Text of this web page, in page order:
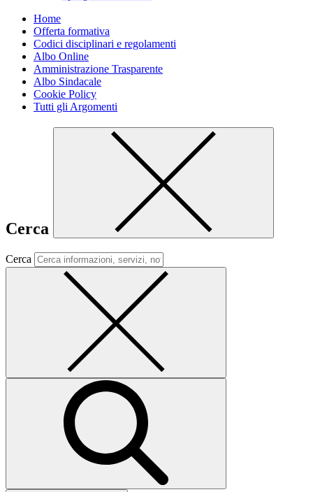
Home
Offerta formativa
Codici disciplinari e regolamenti
Albo Online
Amministrazione Trasparente
Albo Sindacale
Cookie Policy
Tutti gli Argomenti
Cerca
Cerca